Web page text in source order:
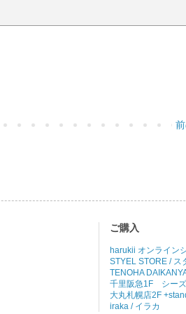
ご購入
harukii オンライン
STYEL STORE / ス
TENOHA
千里阪急1F シー
大丸札幌店2F
iraka / イラカ